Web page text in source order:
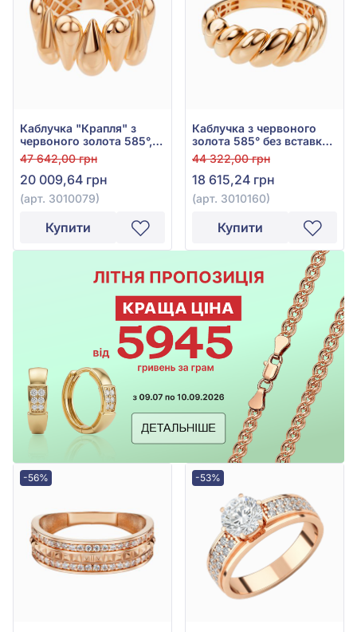
Каблучка "Крапля" з
червоного золота 585°,
арт. 3010079
47 642,00 грн
20 009,64 грн
(арт. 3010079)
Купити
Каблучка з червоного
золота 585° без вставки,
арт. 3010160
44 322,00 грн
18 615,24 грн
(арт. 3010160)
Купити
-56% -53%